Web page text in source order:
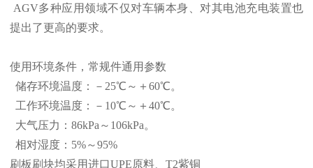
AGV多种应用领域不仅对车辆本身、对其电池充电装置也
提出了更高的要求。
使用环境条件，常规件通用参数
储存环境温度：－25℃～＋60℃。
工作环境温度：－10℃～＋40℃。
大气压力：86kPa～106kPa。
相对湿度：5%～95%
刷板刷块均采用进口UPE原料、T2紫铜